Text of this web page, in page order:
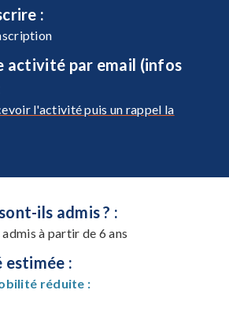
:
activité par email (infos
l'activité puis un rappel la
ils admis ? :
à partir de 6 ans
estimée :
réduite :